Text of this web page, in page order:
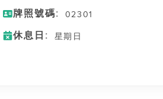
牌照號碼: 02301
休息日: 星期日